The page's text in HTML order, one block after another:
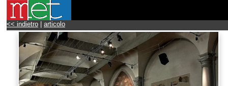
<< indietro articolo